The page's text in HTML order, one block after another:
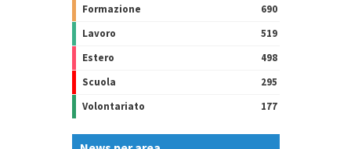
Formazione
690
Lavoro
519
Estero
498
Scuola
295
Volontariato
177